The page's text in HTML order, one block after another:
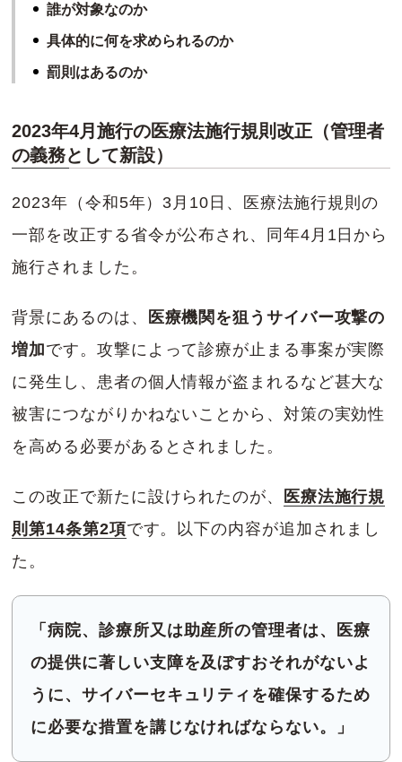
誰が対象なのか
具体的に何を求められるのか
罰則はあるのか
2023年4月施行の医療法施行規則改正（管理者
の義務として新設）
2023年（令和5年）3月10日、医療法施行規則の
一部を改正する省令が公布され、同年4月1日から
施行されました。
背景にあるのは、
医療機関を狙うサイバー攻撃の
増加です。攻撃によって診療が止まる事案が実際
に発生し、患者の個人情報が盗まれるなど甚大な
被害につながりかねないことから、対策の実効性
を高める必要があるとされました。
この改正で新たに設けられたのが、
医療法施行規
則第14条第2項です。以下の内容が追加されまし
た。
「病院、診療所又は助産所の管理者は、医療
の提供に著しい支障を及ぼすおそれがないよ
うに、サイバーセキュリティを確保するため
に必要な措置を講じなければならない。」